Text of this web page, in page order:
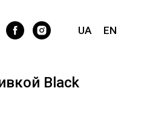
UA EN
Black